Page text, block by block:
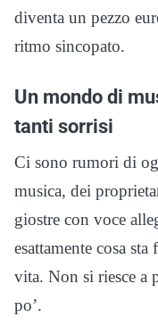
diventa un pezzo
ritmo sincopato.
Un mondo di
tanti sorrisi
Ci sono rumori di
musica, dei
giostre con voce
esattamente cosa
vita. Non si riesce a
po’.